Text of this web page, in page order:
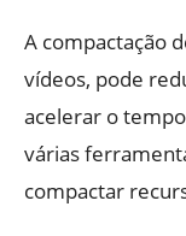
A compactação
vídeos, pode
acelerar o
várias
compactar